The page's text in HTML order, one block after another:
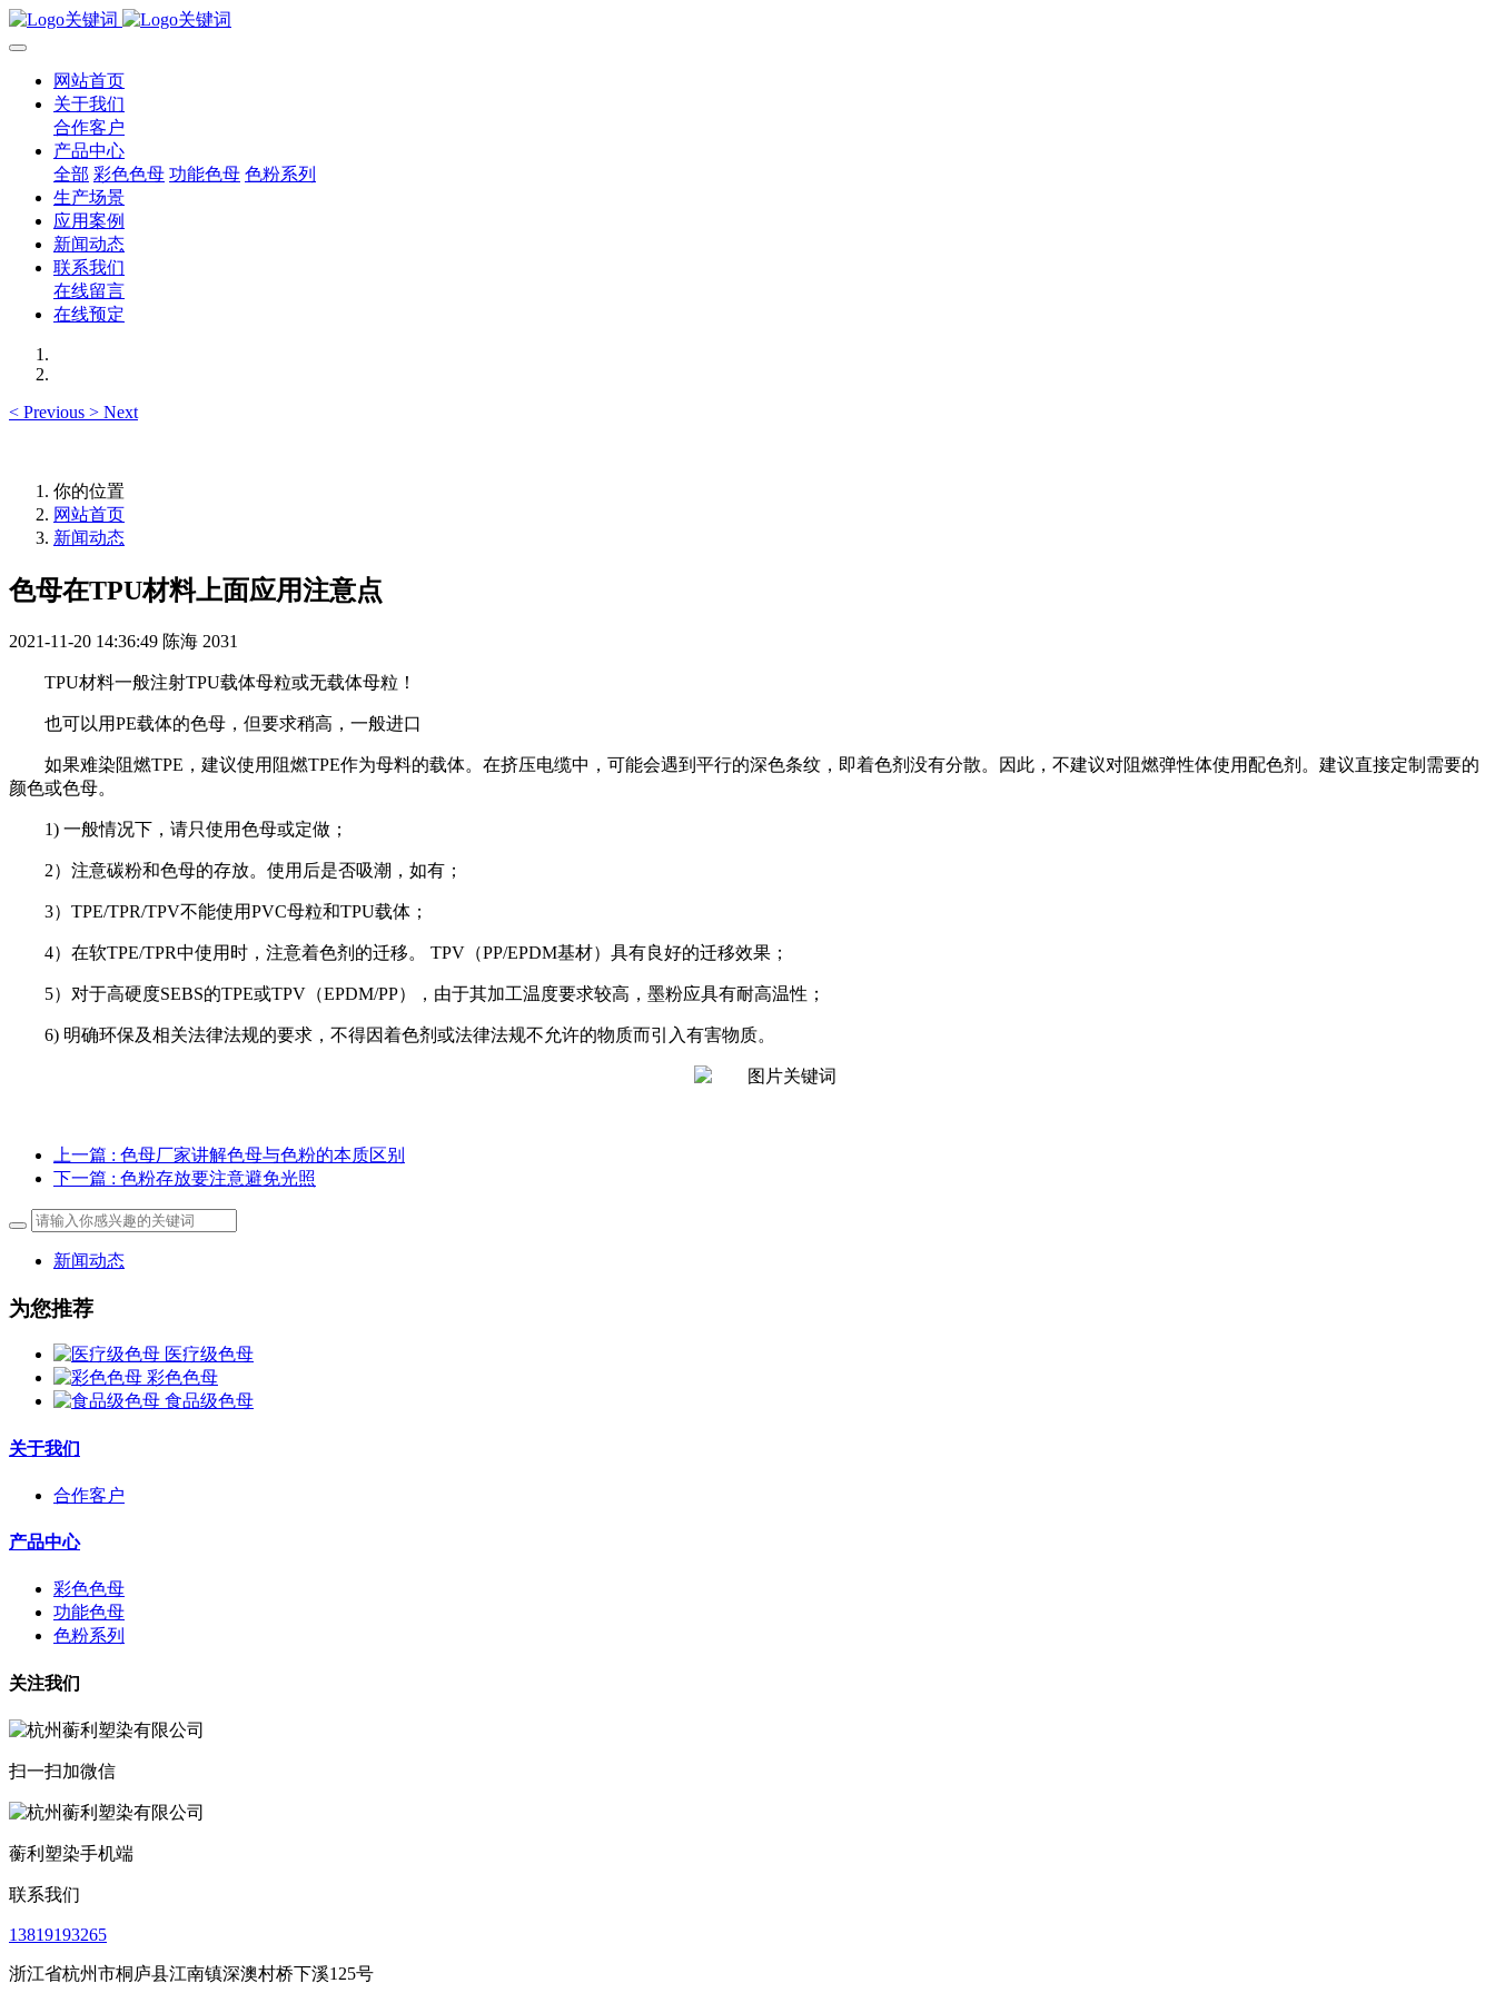
网站首页
关于我们
合作客户
产品中心
全部 彩色色母 功能色母 色粉系列
生产场景
应用案例
新闻动态
联系我们
在线留言
在线预定
< Previous > Next
你的位置
网站首页
新闻动态
色母在TPU材料上面应用注意点
2021-11-20 14:36:49 陈海 2031
TPU材料一般注射TPU载体母粒或无载体母粒！
也可以用PE载体的色母，但要求稍高，一般进口
如果难染阻燃TPE，建议使用阻燃TPE作为母料的载体。在挤压电缆中，可能会遇到平行的深色条纹，即着色剂没有分散。因此，不建议对阻燃弹性体使用配色剂。建议直接定制需要的
颜色或色母。
1) 一般情况下，请只使用色母或定做；
2）注意碳粉和色母的存放。使用后是否吸潮，如有；
3）TPE/TPR/TPV不能使用PVC母粒和TPU载体；
4）在软TPE/TPR中使用时，注意着色剂的迁移。 TPV（PP/EPDM基材）具有良好的迁移效果；
5）对于高硬度SEBS的TPE或TPV（EPDM/PP），由于其加工温度要求较高，墨粉应具有耐高温性；
6) 明确环保及相关法律法规的要求，不得因着色剂或法律法规不允许的物质而引入有害物质。
上一篇 : 色母厂家讲解色母与色粉的本质区别
下一篇 : 色粉存放要注意避免光照
新闻动态
为您推荐
医疗级色母
彩色色母
食品级色母
关于我们
合作客户
产品中心
彩色色母
功能色母
色粉系列
关注我们
扫一扫加微信
蘅利塑染手机端
联系我们
13819193265
浙江省杭州市桐庐县江南镇深澳村桥下溪125号